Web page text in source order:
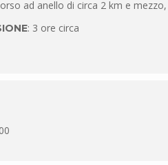
ad anello di circa 2 km e
: 3 ore circa